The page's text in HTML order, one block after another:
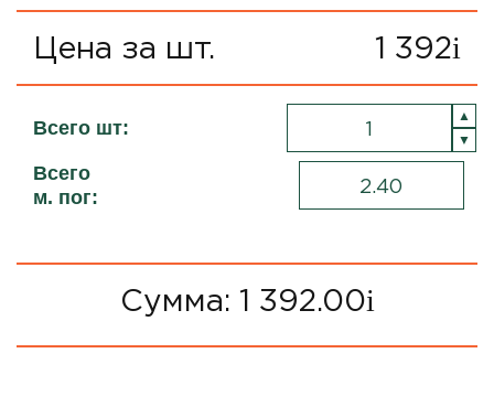
Цена за шт. 1 392i
Всего шт:
Всего
м. пог:
Сумма: 1 392.00i